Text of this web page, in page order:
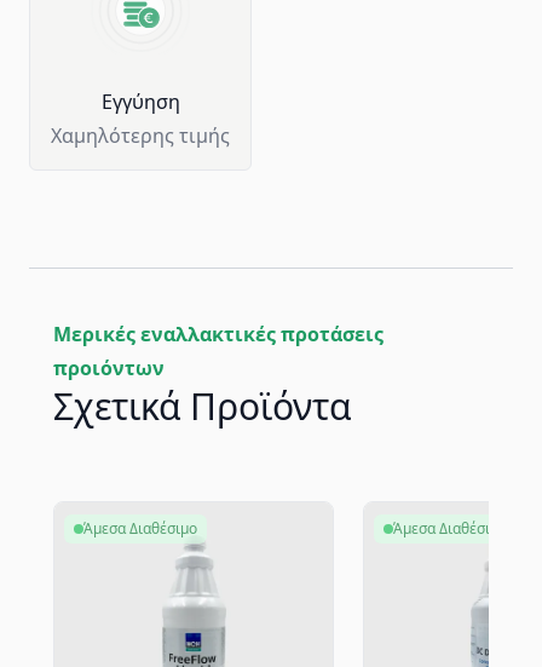
Eγγύηση
Χαμηλότερης τιμής
Μερικές εναλλακτικές προτάσεις
προιόντων
Σχετικά Προϊόντα
Άμεσα Διαθέσιμο Άμεσα Διαθέσιμο